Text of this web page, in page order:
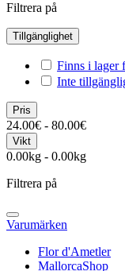
Filtrera på
Tillgänglighet
Finns i lager
Inte
Pris
24.00€ - 80.00€
Vikt
0.00kg - 0.00kg
Filtrera på
Varumärken
Flor d'Ametler
MallorcaShop